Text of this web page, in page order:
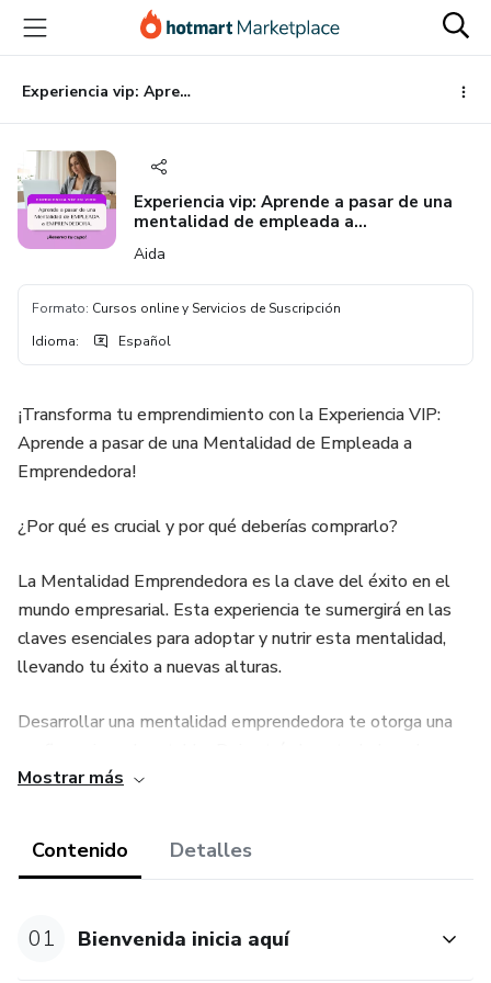
principal
página
de
página
Experiencia vip: Aprende a pasar de una mentalidad de empleada a emprendedora
Experiencia vip: Aprende a pasar de una
mentalidad de empleada a
Aida
Formato: Cursos online y Servicios de Suscripción
Idioma: Español
¡Transforma tu emprendimiento con la Experiencia VIP:
Aprende a pasar de una Mentalidad de Empleada a
Emprendedora!
¿Por qué es crucial y por qué deberías comprarlo?
La Mentalidad Emprendedora es la clave del éxito en el
mundo empresarial. Esta experiencia te sumergirá en las
claves esenciales para adoptar y nutrir esta mentalidad,
llevando tu éxito a nuevas alturas.
Desarrollar una mentalidad emprendedora te otorga una
la seguridad necesaria para tomar decisiones audaces que
Aprenderás a ver más allá de los desafíos, convirtiendo
liderazgo efectivo.
Mostrar más
Contenido Detalles
01 Bienvenida inicia aquí